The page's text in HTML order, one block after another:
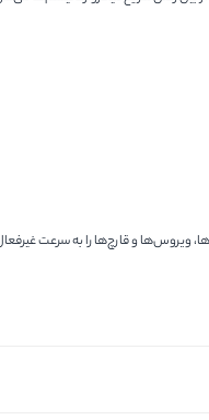
ویروس‌ها و قارچ‌ها را به سرعت